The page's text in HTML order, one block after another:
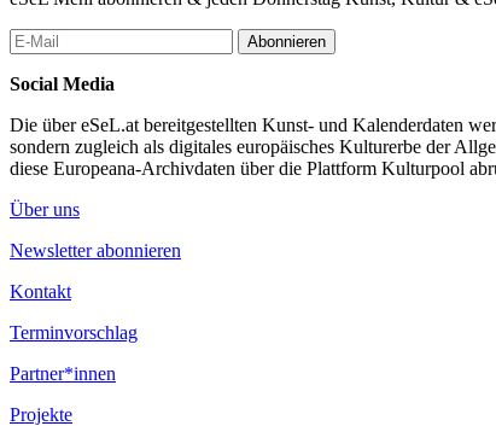
Abonnieren
Social Media
Die über eSeL.at bereitgestellten Kunst- und Kalenderdaten
sondern zugleich als digitales europäisches Kulturerbe der
diese Europeana-Archivdaten über die Plattform Kulturpool
Über uns
Newsletter abonnieren
Kontakt
Terminvorschlag
Partner*innen
Projekte